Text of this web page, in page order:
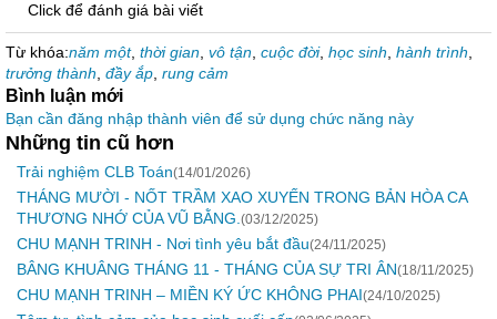
Click để đánh giá bài viết
Từ khóa:năm một, thời gian vô tận cuộc đời, học sinh hành trình
trưởng thành đầy ắp rung cảm
Bình luận mới
Bạn cần đăng nhập thành viên để sử dụng chức năng này
Những tin cũ hơn
Trải nghiệm CLB Toán(14/01/2026)
THÁNG MƯỜI - NỐT TRẦM XAO XUYẾN TRONG BẢN HÒA CA
THƯƠNG NHỚ CỦA VŨ BẰNG. (03/12/2025)
CHU MẠNH TRINH - Nơi tình yêu bắt đầu(24/11/2025)
BÂNG KHUÂNG THÁNG 11 - THÁNG CỦA SỰ TRI ÂN(18/11/2025)
CHU MẠNH TRINH – MIỀN KÝ ỨC KHÔNG PHAI(24/10/2025)